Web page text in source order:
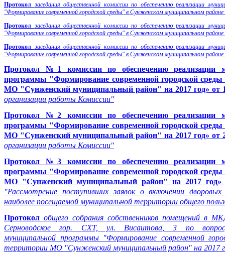
Протокол заседания общественной комиссии по обеспечению реализации
"Формирование современной городской среды" в Сунженском муниципальном районе
Протокол заседания общественной комиссии по обеспечению реализации
"Формирование современной городской среды" в Сунженском муниципальном районе
Протокол заседания общественной комиссии по обеспечению реализации
"Формирование современной городской среды" в Сунженском муниципальном районе
Протокол №1 комиссии по обеспечению реализации
программы "Формирование современной городской среды
МО "Сунженский муниципальный район" на 2017 год» от
организации работы Комиссии"
Протокол №2 комиссии по обеспечению реализации
программы "Формирование современной городской среды
МО "Сунженский муниципальный район" на 2017 год» от
организации работы Комиссии"
Протокол №3 комиссии по обеспечению реализации
программы "Формирование современной городской среды
МО "Сунженский муниципальный район" на 2017 год»
"Рассмотрение поступивших заявок о включении
наиболее посещаемой муниципальной территории общего
Протокол общего собрания собственников помещений в
Серноводское гор. СХТ, ул. Висаитова, 3 по
муниципальной программы "Формирование современной
территории МО "Сунженский муниципальный район" на 2017